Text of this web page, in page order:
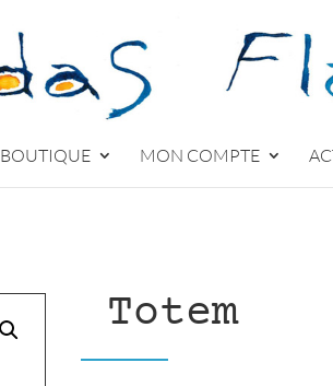
BOUTIQUE MON COMPTE
Totem